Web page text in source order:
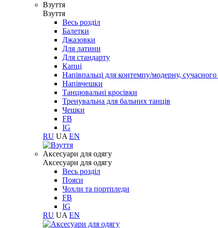
Взуття
Взуття
Весь розділ
Балетки
Джазовки
Для латини
Для стандарту
Капці
Напівпальці для контемпу/модерну,
Напівчешки
Танцювальні кросівки
Тренувальна для бальних танців
Чешки
FB
IG
RU UA EN
Aксесуари для одягу
Aксесуари для одягу
Весь розділ
Пояси
Чохли та портпледи
FB
IG
RU UA EN